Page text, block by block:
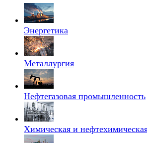
Энергетика
Металлургия
Нефтегазовая промышленность
Химическая и